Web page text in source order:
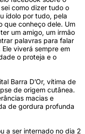
como dizer tudo o
ídolo por tudo, pela
que conheço dele. Um
um amigo, um irmão
palavras para falar
viverá sempre em
o proteja e o
Barra D’Or, vítima de
de origem cutânea.
macias e
de gordura profunda
a ser internado no dia 2